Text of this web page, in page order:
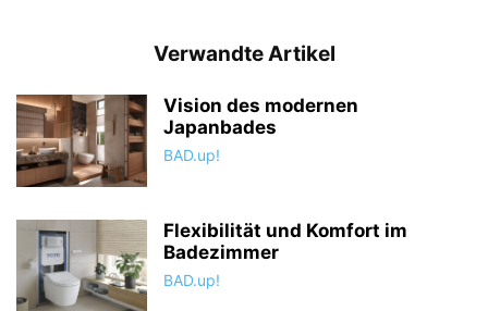
Verwandte Artikel
Vision des modernen
Japanbades
BAD.up!
Flexibilität und Komfort im
Badezimmer
BAD.up!